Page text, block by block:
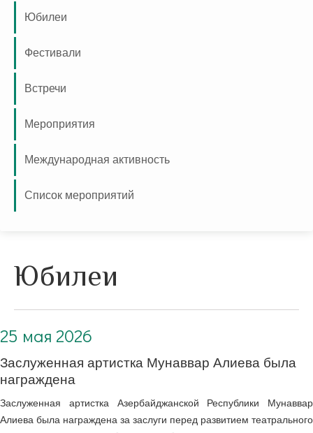
Юбилеи
Фестивали
Встречи
Мероприятия
Международная активность
Список мероприятий
Юбилеи
25 мая 2026
Заслуженная артистка Мунаввар Алиева была
награждена
Заслуженная артистка Азербайджанской Республики Мунаввар
Алиева была награждена за заслуги перед развитием театрального